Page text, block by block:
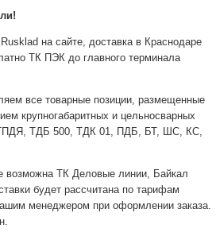
на сайте, доставка в Краснодаре
ТК ПЭК до главного терминала
все товарные позиции, размещенные
крупногабаритных и цельносварных
ТДБ 500, ТДК 01, ПДБ, БТ, ШС, КС,
возможна ТК Деловые линии, Байкал
будет рассчитана по тарифам
менеджером при оформлении заказа.